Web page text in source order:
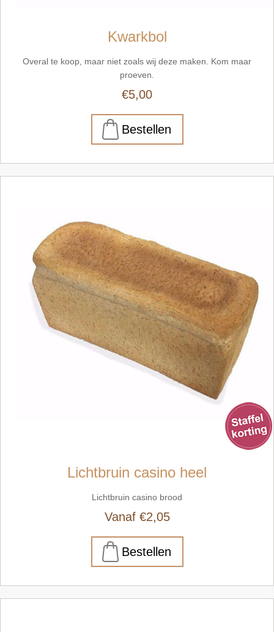
Kwarkbol
Overal te koop, maar niet zoals wij deze maken. Kom maar
proeven.
€5,00
Lichtbruin casino heel
Lichtbruin casino brood
Vanaf €2,05